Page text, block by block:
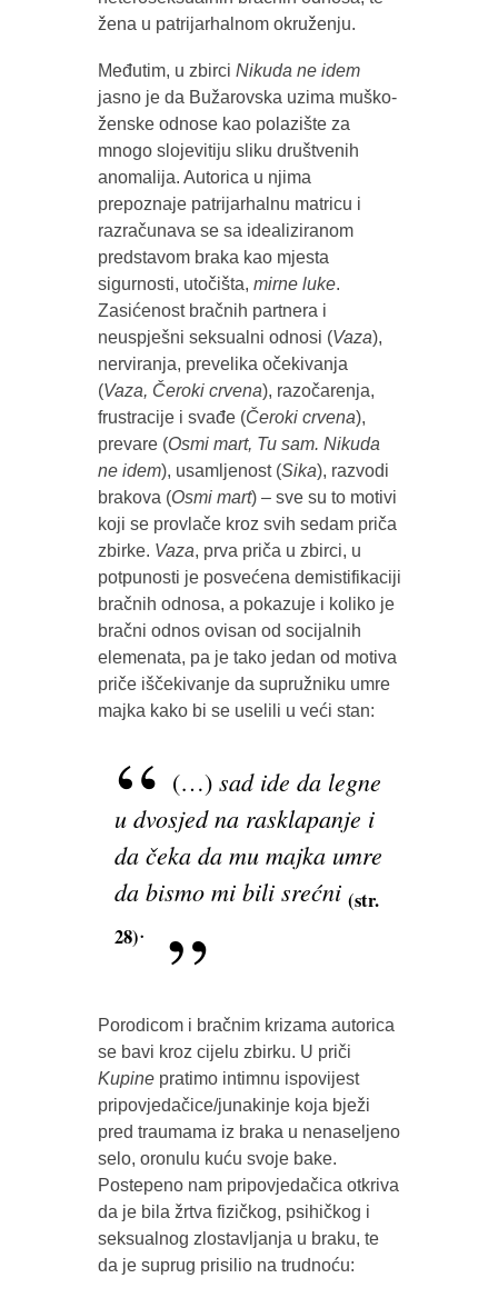
žena u patrijarhalnom okruženju.
Međutim, u zbirci Nikuda ne idem
jasno je da Bužarovska uzima muško-
ženske odnose kao polazište za
mnogo slojevitiju sliku društvenih
anomalija. Autorica u njima
prepoznaje patrijarhalnu matricu i
razračunava se sa idealiziranom
predstavom braka kao mjesta
sigurnosti, utočišta, mirne luke.
Zasićenost bračnih partnera i
neuspješni seksualni odnosi (Vaza),
nerviranja, prevelika očekivanja
(Vaza, Čeroki crvena), razočarenja,
frustracije i svađe (Čeroki crvena),
prevare (Osmi mart, Tu sam. Nikuda
ne idem), usamljenost (Sika), razvodi
brakova (Osmi mart) – sve su to motivi
koji se provlače kroz svih sedam priča
zbirke. Vaza, prva priča u zbirci, u
potpunosti je posvećena demistifikaciji
bračnih odnosa, a pokazuje i koliko je
bračni odnos ovisan od socijalnih
elemenata, pa je tako jedan od motiva
priče iščekivanje da supružniku umre
majka kako bi se uselili u veći stan:
(…) sad ide da legne
u dvosjed na rasklapanje i
da čeka da mu majka umre
da bismo mi bili srećni (str.
28).
Porodicom i bračnim krizama autorica
se bavi kroz cijelu zbirku. U priči
Kupinepratimo intimnu ispovijest
pripovjedačice/junakinje koja bježi
pred traumama iz braka u nenaseljeno
selo, oronulu kuću svoje bake.
Postepeno nam pripovjedačica otkriva
da je bila žrtva fizičkog, psihičkog i
seksualnog zlostavljanja u braku, te
da je suprug prisilio na trudnoću: